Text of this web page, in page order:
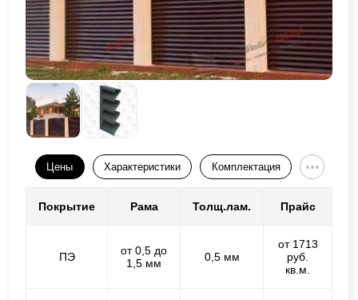
Цены Характеристики Комплектация
Покрытие Рама Толщ.лам. Прайс
ПЭ
от 0,5 до
1,5 мм
0,5 мм
от 1713
руб.
кв.м.